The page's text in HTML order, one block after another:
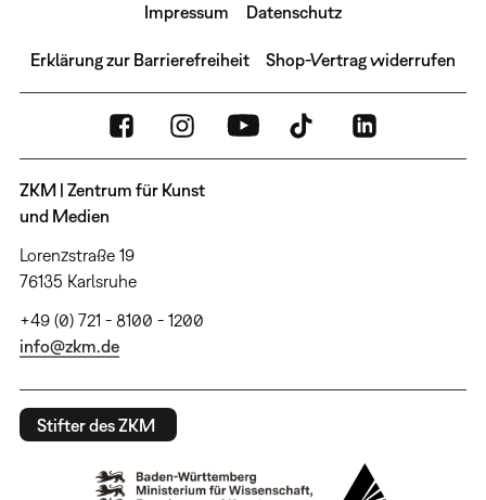
Impressum Datenschutz
Erklärung zur Barrierefreiheit Shop-Vertrag widerrufen
ZKM | Zentrum für Kunst
und Medien
Lorenzstraße 19
76135 Karlsruhe
+49 (0) 721 - 8100 - 1200
info@zkm.de
Stifter des ZKM